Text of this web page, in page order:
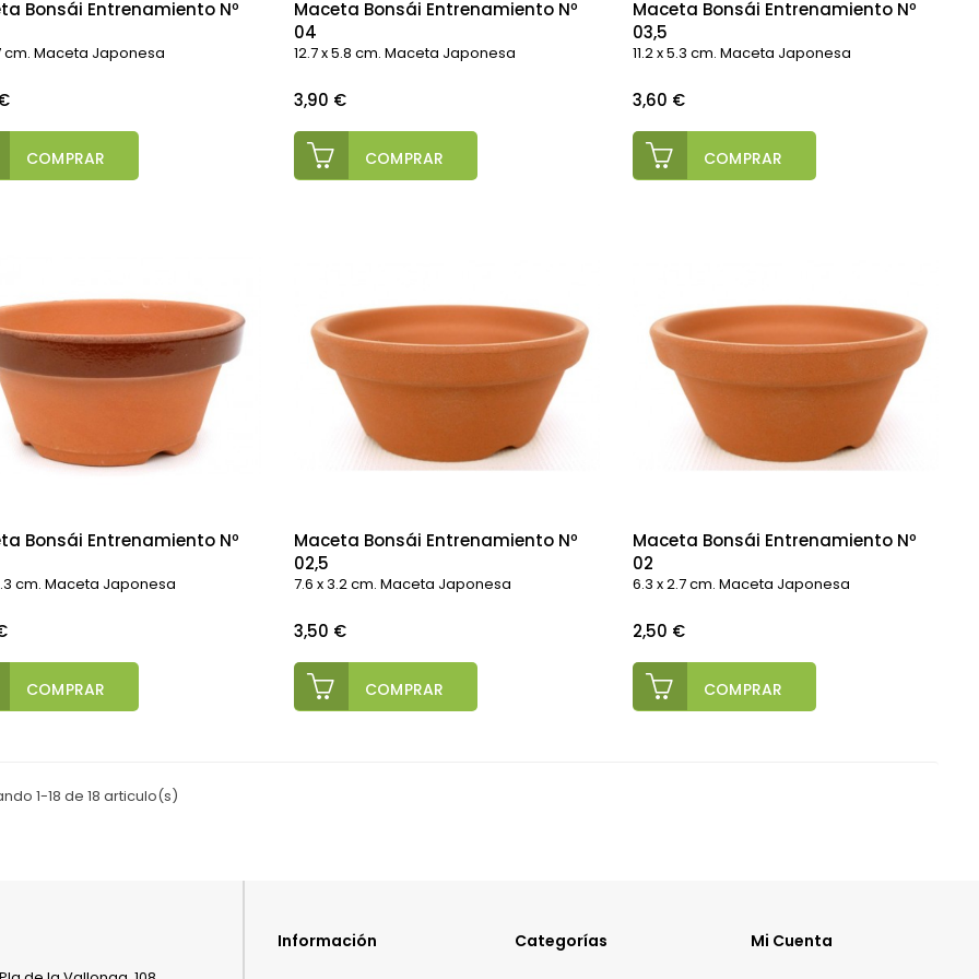
Bonsái Entrenamiento Nº
cm. Maceta Japonesa
COMPRAR
Maceta Bonsái Entrenamiento Nº
04
12.7 x 5.8 cm. Maceta Japonesa
Precio
3,90 €
COMPRAR
Maceta Bonsái Entrenamiento Nº
03,5
11.2 x 5.3 cm. Maceta Japonesa
Precio
3,60 €
COMPRAR
Bonsái Entrenamiento Nº
cm. Maceta Japonesa
COMPRAR
Maceta Bonsái Entrenamiento Nº
02,5
7.6 x 3.2 cm. Maceta Japonesa
Precio
3,50 €
COMPRAR
Maceta Bonsái Entrenamiento Nº
02
6.3 x 2.7 cm. Maceta Japonesa
Precio
2,50 €
COMPRAR
1-18 de 18 articulo(s)
Información Categorías Mi Cuenta